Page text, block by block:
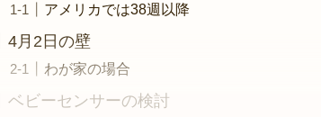
アメリカでは38週以降
4月2日の壁
わが家の場合
ベビーセンサーの検討